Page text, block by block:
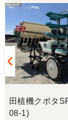
ただき
岐阜県
この度
際して
た。本
田植機クボタ
08-1)